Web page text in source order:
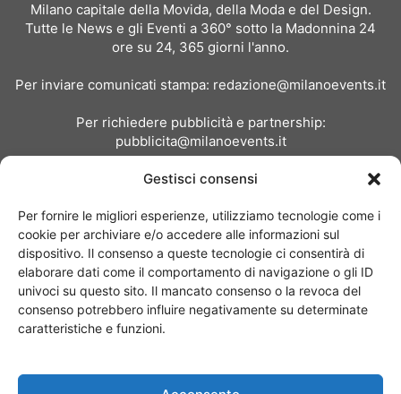
Gestisci consensi
Per fornire le migliori esperienze, utilizziamo tecnologie come i
cookie per archiviare e/o accedere alle informazioni sul
dispositivo. Il consenso a queste tecnologie ci consentirà di
elaborare dati come il comportamento di navigazione o gli ID
univoci su questo sito. Il mancato consenso o la revoca del
consenso potrebbero influire negativamente su determinate
caratteristiche e funzioni.
Milano capitale della Movida, della Moda e del Design.
Tutte le News e gli Eventi a 360° sotto la Madonnina 24
ore su 24, 365 giorni l'anno.
Per inviare comunicati stampa: redazione@milanoevents.it
Per richiedere pubblicità e partnership:
pubblicita@milanoevents.it
Chi siamo I Nostri Clienti